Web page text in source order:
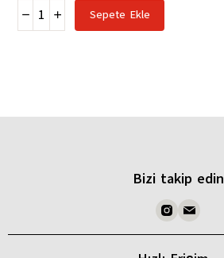
Sepete Ekle
Bizi takip edin